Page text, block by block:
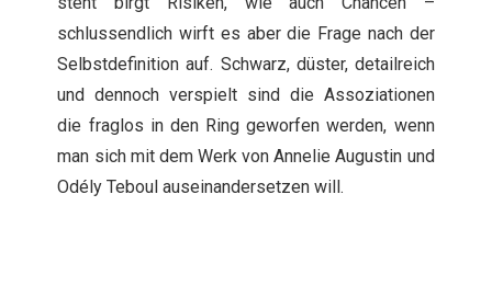
schlussendlich wirft es aber die Frage nach der
Selbstdefinition auf. Schwarz, düster, detailreich
und dennoch verspielt sind die Assoziationen
die fraglos in den Ring geworfen werden, wenn
man sich mit dem Werk von Annelie Augustin und
Odély Teboul auseinandersetzen will.